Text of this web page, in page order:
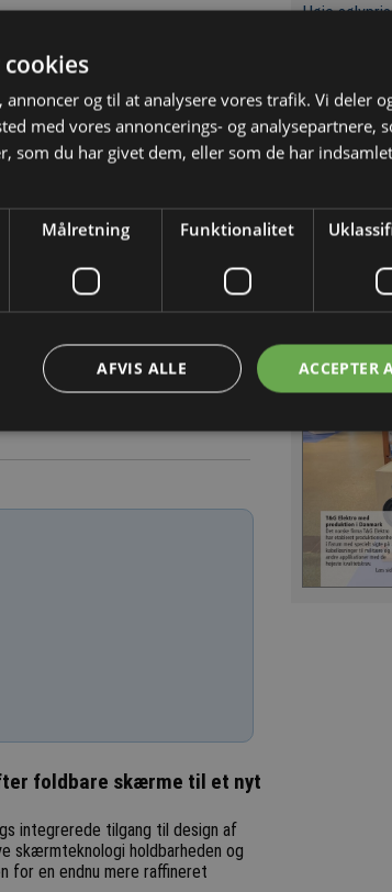
tværs af Danmark startede i
et ansvar for at drive vores
LED-rørene reducerer vi vores
lyskvalitet til glæde for både
hos Salling
andre virksomheder, der
siden, kan ligeledes opnå
generation af LED-rør.
foldbare skærme til et nyt
integrerede tilgang til design af
skærmteknologi holdbarheden og
for en endnu mere raffineret
Høje
Læs
og til at analysere vores trafik. Vi deler
med vores annoncerings- og analysepartnere,
som du har givet dem, eller som de har
Målretning Funktionalitet
ACCEPTER
AFVIS ALLE